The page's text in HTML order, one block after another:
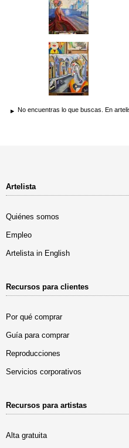
No encuentras lo que buscas. En
Artelista
Quiénes somos
Empleo
Artelista in English
Recursos para clientes
Por qué comprar
Guía para comprar
Reproducciones
Servicios corporativos
Recursos para artistas
Alta gratuita